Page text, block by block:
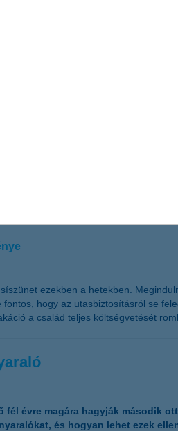
ezekben a hetekben.
hogy az utasbiztosításról se
a család teljes költségvetését
fél évre magára hagyják második
és hogyan lehet ezek